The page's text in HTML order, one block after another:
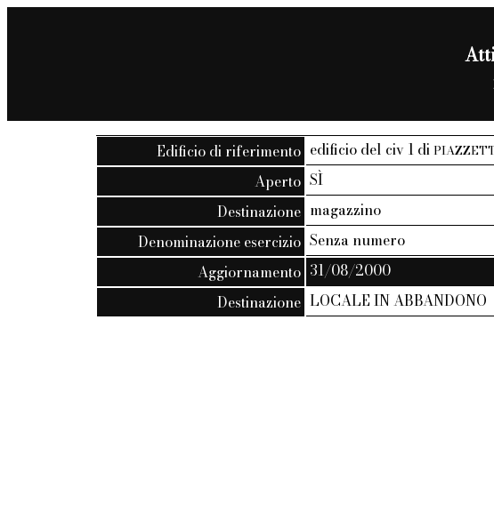
Edificio di riferimento edificio del civ 1 di
Aperto SÌ
Destinazione magazzino
Denominazione esercizio Senza numero
Aggiornamento 31/08/2000
Destinazione LOCALE IN ABBANDONO